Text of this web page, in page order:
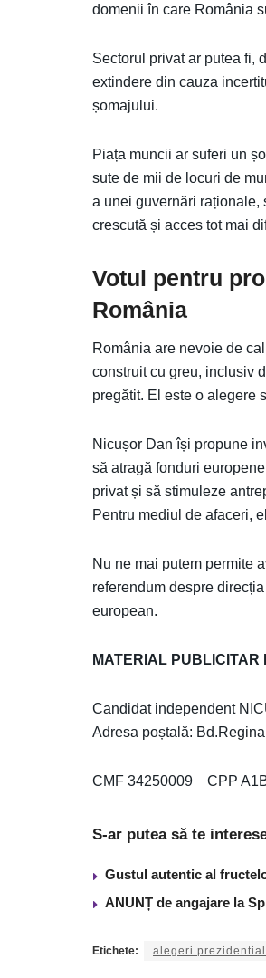
domenii în care România
Sectorul privat ar putea fi,
extindere din cauza
șomajului.
Piața muncii ar suferi un
sute de mii de locuri de
a unei guvernări raționale,
crescută și acces tot mai
Votul pentru
România
România are nevoie de
construit cu greu, inclusiv
pregătit. El este o alegere
Nicușor Dan își propune
să atragă fonduri
privat și să stimuleze
Pentru mediul de afaceri,
Nu ne mai putem permite
referendum despre
european.
MATERIAL PUBLICITAR
Candidat independent
Adresa poștală:
CMF 34250009 CPP
S-ar putea să te
Gustul autentic al
ANUNȚ de angajare la
Etichete: alegeri